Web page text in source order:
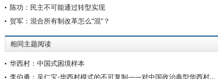
陈功：民主不可能通过转型实现
贺军：混合所有制改革怎么“混”？
相同主题阅读
华西村：中国式困境样本
李伯勇：吴仁宝-华西村模式的不可复制——对中国政治典型华西村的合理想象